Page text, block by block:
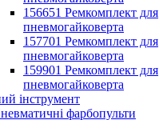
156651 Ремкомплект для
пневмогайковерта
157701 Ремкомплект для
пневмогайковерта
159901 Ремкомплект для
пневмогайковерта
інструмент
фарбопульти